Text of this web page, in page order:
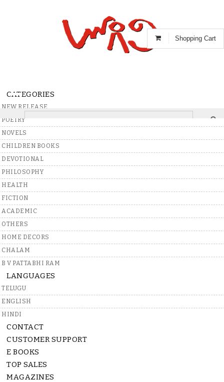
Shopping Cart
CATEGORIES
NEW RELEASE
POETRY
NOVELS
CHILDREN BOOKS
DEVOTIONAL
PHILOSOPHY
HEALTH
FICTION
ACADEMIC
OTHERS
HOME DECORS
CHALAM
B V PATTABHI RAM
LANGUAGES
TELUGU
ENGLISH
HINDI
CONTACT
CUSTOMER SUPPORT
E BOOKS
TOP SALES
MAGAZINES
Home>Books>Telugu>Short Stories
Write A Review
Rao (Author)
Write A Review
80
-
Stock
4 - 9 Days